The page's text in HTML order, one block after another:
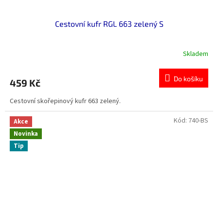
Cestovní kufr RGL 663 zelený S
Skladem
459 Kč Do košíku
Cestovní skořepinový kufr 663 zelený.
Akce
Novinka
Tip
Kód: 740-BS